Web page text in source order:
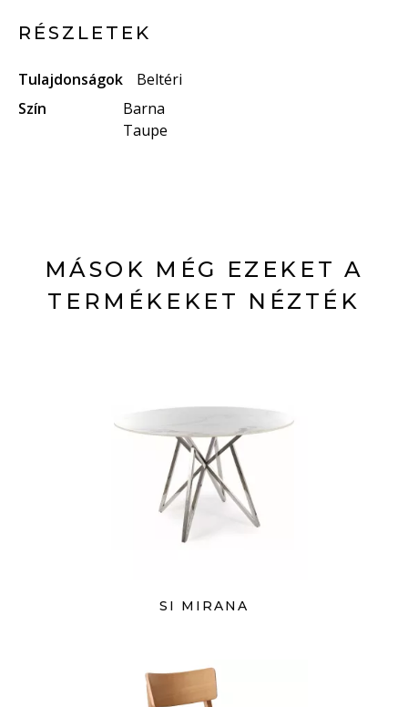
RÉSZLETEK
Tulajdonságok
Beltéri
Szín
Barna
Taupe
MÁSOK MÉG EZEKET A
TERMÉKEKET NÉZTÉK
SI MIRANA